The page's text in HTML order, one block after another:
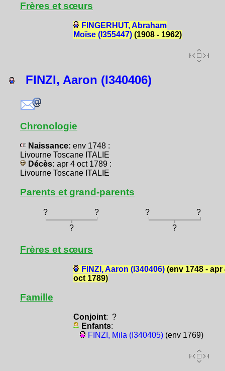
Frères et sœurs
FINGERHUT, Abraham
Moïse (I355447)(1908 - 1962)
FINZI, Aaron (I340406)
Chronologie
Naissance: env 1748 :
Livourne Toscane ITALIE
Décès: apr 4 oct 1789 :
Livourne Toscane ITALIE
Parents et grand-parents
? ? ?
?
?
?
Frères et sœurs
FINZI, Aaron (I340406)(env 1748 - apr
oct 1789)
Famille
Conjoint: ?
Enfants:
FINZI, Mila (I340405)(env 1769)